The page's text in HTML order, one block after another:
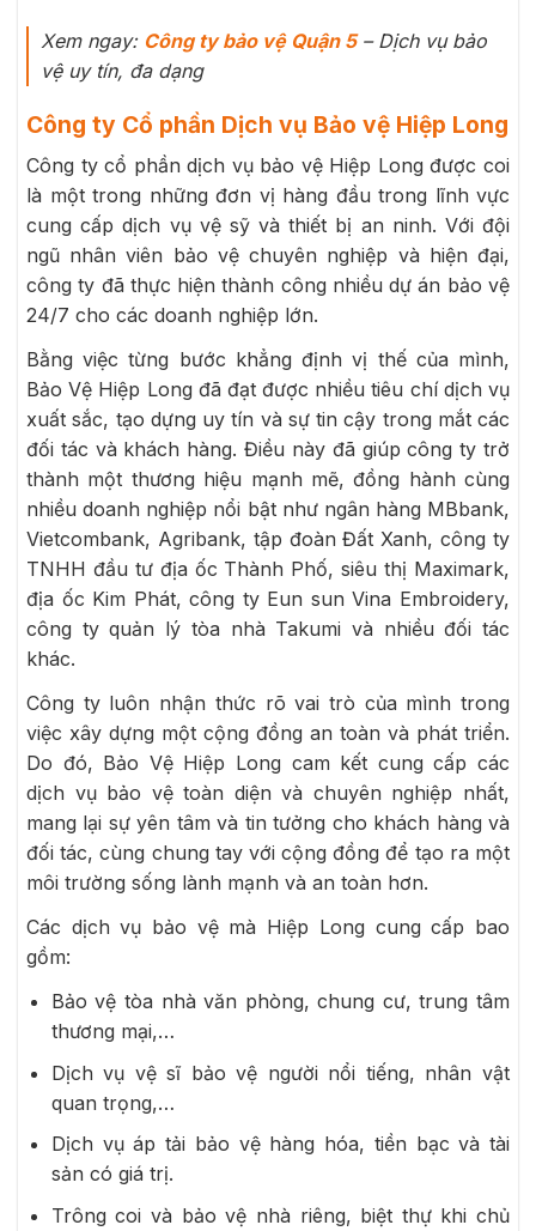
Xem ngay: Công ty bảo vệ Quận 5– Dịch vụ bảo
vệ uy tín, đa dạng
Công ty Cổ phần Dịch vụ Bảo vệ Hiệp Long
Công ty cổ phần dịch vụ bảo vệ Hiệp Long được coi
là một trong những đơn vị hàng đầu trong lĩnh vực
cung cấp dịch vụ vệ sỹ và thiết bị an ninh. Với đội
ngũ nhân viên bảo vệ chuyên nghiệp và hiện đại,
công ty đã thực hiện thành công nhiều dự án bảo vệ
24/7 cho các doanh nghiệp lớn.
Bằng việc từng bước khẳng định vị thế của mình,
Bảo Vệ Hiệp Long đã đạt được nhiều tiêu chí dịch vụ
xuất sắc, tạo dựng uy tín và sự tin cậy trong mắt các
đối tác và khách hàng. Điều này đã giúp công ty trở
thành một thương hiệu mạnh mẽ, đồng hành cùng
nhiều doanh nghiệp nổi bật như ngân hàng MBbank,
Vietcombank, Agribank, tập đoàn Đất Xanh, công ty
TNHH đầu tư địa ốc Thành Phố, siêu thị Maximark,
địa ốc Kim Phát, công ty Eun sun Vina Embroidery,
công ty quản lý tòa nhà Takumi và nhiều đối tác
khác.
Công ty luôn nhận thức rõ vai trò của mình trong
việc xây dựng một cộng đồng an toàn và phát triển.
Do đó, Bảo Vệ Hiệp Long cam kết cung cấp các
dịch vụ bảo vệ toàn diện và chuyên nghiệp nhất,
mang lại sự yên tâm và tin tưởng cho khách hàng và
đối tác, cùng chung tay với cộng đồng để tạo ra một
môi trường sống lành mạnh và an toàn hơn.
Các dịch vụ bảo vệ mà Hiệp Long cung cấp bao
gồm:
Bảo vệ tòa nhà văn phòng, chung cư, trung tâm
thương mại,…
Dịch vụ vệ sĩ bảo vệ người nổi tiếng, nhân vật
quan trọng,…
Dịch vụ áp tải bảo vệ hàng hóa, tiền bạc và tài
sản có giá trị.
Trông coi và bảo vệ nhà riêng, biệt thự khi chủ